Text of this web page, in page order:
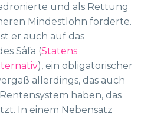
und als Rettung
Mindestlohn forderte.
er auch auf das
Såfa (Statens
), ein obligatorischer
allerdings, das auch
haben, das
In einem Nebensatz